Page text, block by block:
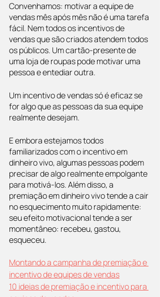
Convenhamos: motivar a equipe de
vendas mês após mês não é uma tarefa
fácil. Nem todos os incentivos de
vendas que são criados atendem todos
os públicos. Um cartão-presente de
uma loja de roupas pode motivar uma
pessoa e entediar outra.
Um incentivo de vendas só é eficaz se
for algo que as pessoas da sua equipe
realmente desejam.
E embora estejamos todos
familiarizados com o incentivo em
dinheiro vivo, algumas pessoas podem
precisar de algo realmente empolgante
para motivá-los. Além disso, a
premiação em dinheiro vivo tende a cair
no esquecimento muito rapidamente:
seu efeito motivacional tende a ser
momentâneo: recebeu, gastou,
esqueceu.
Montando a campanha de premiação e
incentivo de equipes de vendas
10 ideias de premiação e incentivo para